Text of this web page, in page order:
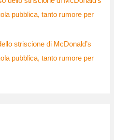
pubblica, tanto rumore per
striscione di McDonald’s
pubblica, tanto rumore per